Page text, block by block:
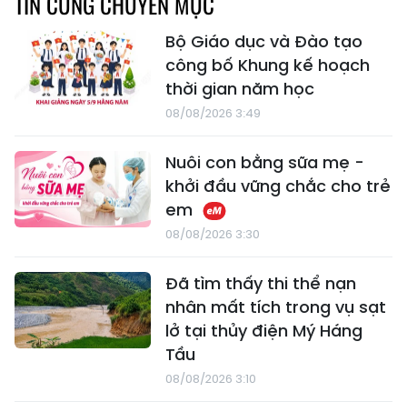
Bộ Giáo dục và Đào tạo
công bố Khung kế hoạch
thời gian năm học
08/08/2026 3:49
Nuôi con bằng sữa mẹ -
khởi đầu vững chắc cho trẻ
em
08/08/2026 3:30
Đã tìm thấy thi thể nạn
nhân mất tích trong vụ sạt
lở tại thủy điện Mý Háng
Tầu
08/08/2026 3:10